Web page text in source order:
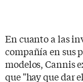
En cuanto a las
compañía en sus
modelos, Cannis
que "hay que dar